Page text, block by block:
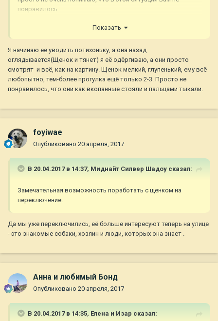
понравилось.
Показать
Я начинаю её уводить потихоньку, а она назад
оглядывается(Щенок и тянет) я её одёргиваю, а они просто
смотрят и всё, как на картину. Щенок мелкий, глупенький, ему всё
любопытно, тем-более прогулка ещё только 2-3. Просто не
понравилось, что они как вкопанные стояли и пальцами тыкали.
foyiwae
Опубликовано 20 апреля, 2017
В 20.04.2017 в 14:37, Миднайт Силвер Шадоу сказал:
Замечательная возможность поработать с щенком на
переключение.
Да мы уже переключились, её больше интересуют теперь на улице
- это знакомые собаки, хозяин и люди, которых она знает .
Анна и любимый Бонд
Опубликовано 20 апреля, 2017
В 20.04.2017 в 14:35, Елена и Изар сказал: